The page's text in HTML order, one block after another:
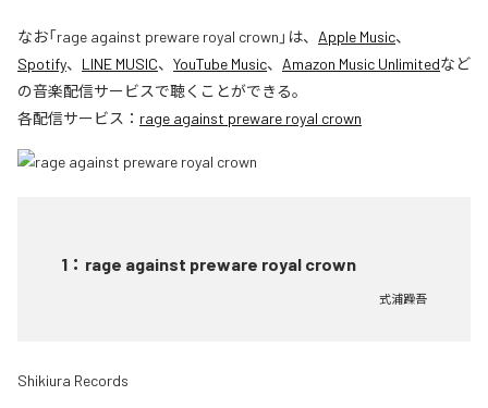
なお「rage against preware royal crown 」は、 Apple Music、
Spotify、 LINE MUSIC、 YouTube Music、 Amazon Music Unlimitedなど
の音楽配信サービスで聴くことができる。
各配信サービス： rage against preware royal crown
1 ： rage against preware royal crown
式浦躁吾
Shikiura Records